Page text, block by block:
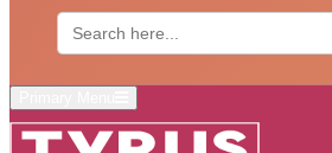
Search
for: